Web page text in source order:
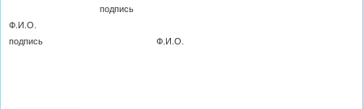
подпись
Ф.И.О.
подпись
Ф.И.О.